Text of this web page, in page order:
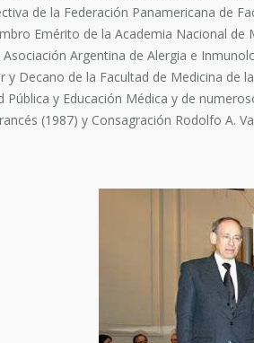
de la Federación Panamericana de
Emérito de la Academia Nacional
Argentina de Alergia e
y Decano de la Facultad de Medicina de
Pública y Educación Médica y de
(1987) y Consagración Rodolfo A.